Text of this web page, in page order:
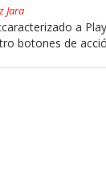
Jara
a
botones de